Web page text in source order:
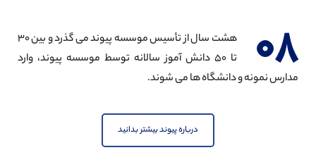
۰۸
هشت سال از تأسیس موسسه پیوند می گذرد و بین ۳۰
تا ۵۰ دانش آموز سالانه توسط موسسه پیوند، وارد
مدارس نمونه و دانشگاه ها می شوند.
درباره پیوند بیشتر بدانید